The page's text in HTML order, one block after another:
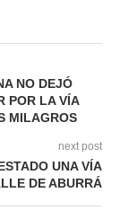
NO DEJÓ
POR LA VÍA
MILAGROS
next post
UNA VÍA
DE ABURRÁ